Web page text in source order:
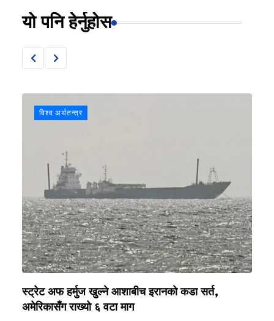
यो पनि हेर्नुहोस
विश्व अर्थतन्त्र
स्ट्रेट अफ हर्मुज खुल्ने आशाबीच इरानको कडा सर्त,
अमेरिकासँग राख्यो ६ वटा माग